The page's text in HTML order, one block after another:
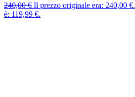
240,00€ Il prezzo originale era: 240,00 €.
è: 119,99 €.